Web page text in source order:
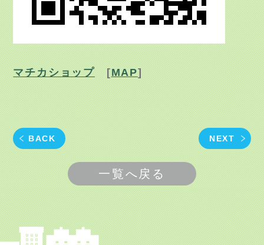
マチカショップ[MAP]
BACK NEXT
一覧へ戻る